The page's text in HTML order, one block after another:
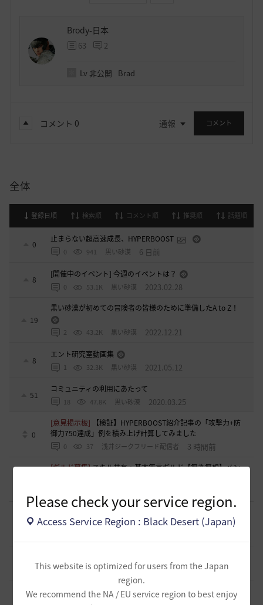
Please check your service region.
Access Service Region : Black Desert (Japan)
This website is optimized for users from the Japan
region.
We recommend the NA / EU service region to best enjoy
Brody-日本
63 2
Lv 非公開 Brad
コメント 0 通報 コメント
全体
登録日順 検索順 コメント順 推奨順 話題順
0
止まらない超高速成長、HYPERBOOST
0 941 黒い砂漠 6 日前
8
[開催中のイベント] 今週のイベントは？
0 53.1K 黒い砂漠 2023.02.28
19
黒い砂漠が初めての冒険者の皆様のために準備したA to Z！
2 43.2K 黒い砂漠 2022.12.21
8
エント研究室動画集
1 32.3K 黒い砂漠 2021.05.12
51
コミュニティの利用にあたって
18 47.8K 黒い砂漠 2020.03.25
0
[意見掲示板]
【検証】HYPERBOOST紹介記事の「攻撃力+防
御力750達成」例を積み上げ計算してみました
0 37 浅井ジークフリード配信者 3 時間前
[ギルド募集]スキル共有・基本無言ギルド【無為無想】メン
1
フィードバック構造そのものへの懸念（サイレ
ント離脱と可視化の限界について）
2
0 66 倉葉 11 時間前
[ギルド募集]好きなキャラで好きなことを！無言OK挨拶自
由！基本ソロだけどたまにおしゃべりを楽しんだり(*'ω'*)